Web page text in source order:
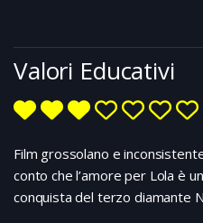
Valori Educativi
Film grossolano e
conto che l’amore per Lola è
conquista del terzo diamante